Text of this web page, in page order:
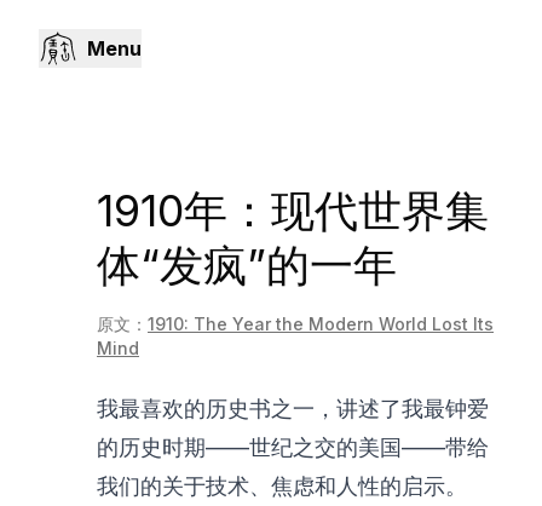
Menu
1910年：现代世界集
体“发疯”的一年
原文： 1910: The Year the Modern World Lost Its
Mind
我最喜欢的历史书之一，讲述了我最钟爱
的历史时期——世纪之交的美国——带给
我们的关于技术、焦虑和人性的启示。